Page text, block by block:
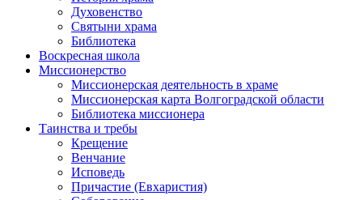
Духовенство
Святыни храма
Библиотека
Воскресная школа
Миссионерство
Миссионерская деятельность в храме
Миссионерская карта Волгоградской области
Библиотека миссионера
Таинства и требы
Крещение
Венчание
Исповедь
Причастие (Евхаристия)